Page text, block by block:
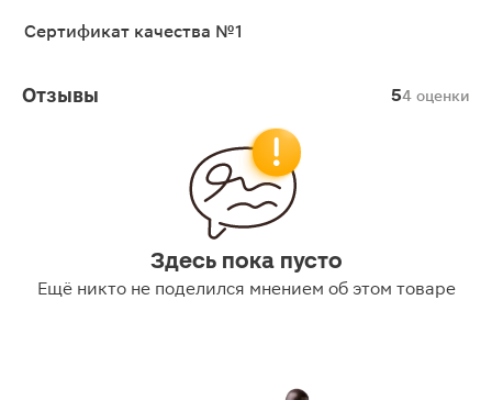
Сертификат качества №1
Отзывы 54 оценки
Здесь пока пусто
Ещё никто не поделился мнением об этом товаре